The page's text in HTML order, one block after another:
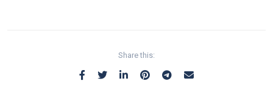
Share this: